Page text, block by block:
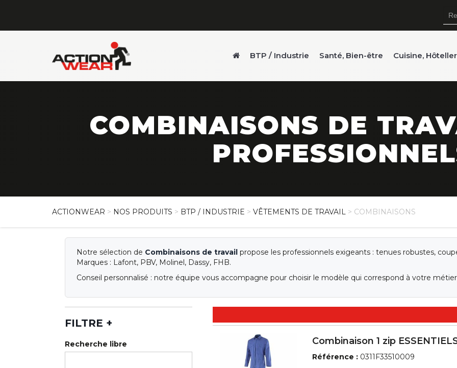
BTP / Industrie Santé, Bien-être Cuisine,
COMBINAISONS DE
ACTIONWEAR > NOS PRODUITS > BTP / INDUSTRIE > VÊTEMENTS DE TRAVAIL > COMBINAISONS
Notre sélection de Combinaisons de travail propose les professionnels exigeants : tenues robustes,
Marques : Lafont, PBV, Molinel, Dassy, FHB.
Conseil personnalisé : notre équipe vous accompagne pour choisir le modèle qui correspond à votre
FILTRE +
Recherche libre Combinaison 1 zip
Référence : 0311F33510009